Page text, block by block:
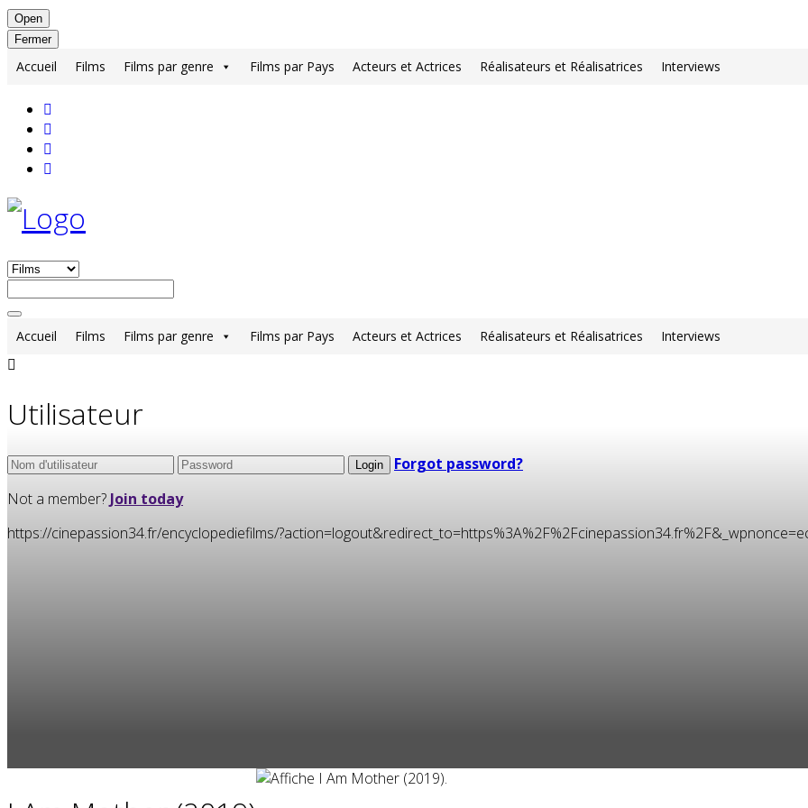
Open
Fermer
Accueil Films Films par genre Films par Pays Acteurs et Actrices Réalisateurs et Réalisatrices Interviews
Accueil Films Films par genre Films par Pays Acteurs et Actrices Réalisateurs et Réalisatrices Interviews
Utilisateur
Forgot password?
Not a member? Join today
https://cinepassion34.fr/encyclopediefilms/